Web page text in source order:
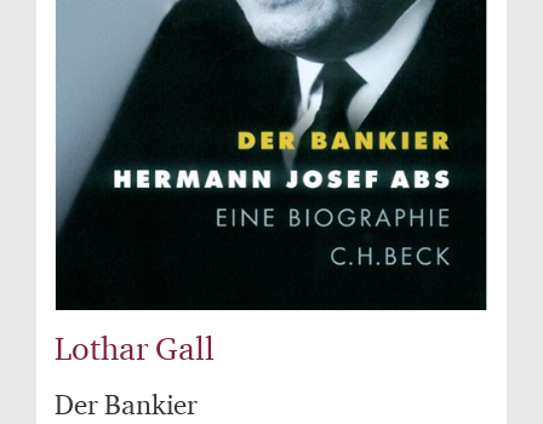
Lothar Gall
Der Bankier